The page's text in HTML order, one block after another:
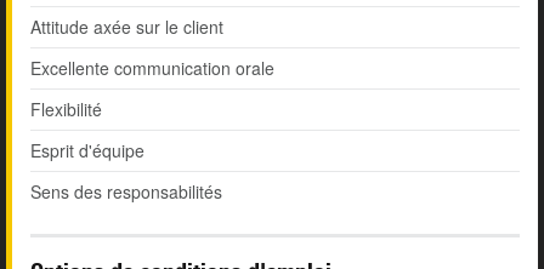
Attitude axée sur le client
Excellente communication orale
Flexibilité
Esprit d'équipe
Sens des responsabilités